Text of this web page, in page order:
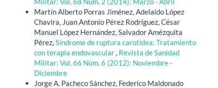
Martín Alberto Porras Jiménez, Adelaido López
Chavira, Juan Antonio Pérez Rodríguez, César
Manuel López Hernández, Salvador Amézquita
Pérez, Síndrome de ruptura carotídea: Tratamiento
con terapia endovascular Revista de Sanidad
Militar: Vol. 66 Núm. 6 (2012): Noviembre -
Diciembre
Jorge A. Pacheco Sánchez, Federico Maldonado